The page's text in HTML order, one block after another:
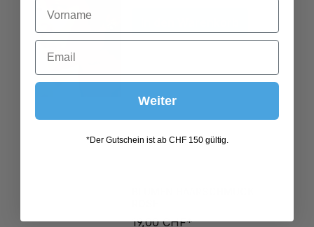
Weiter
*Der Gutschein ist ab CHF 150 gültig.